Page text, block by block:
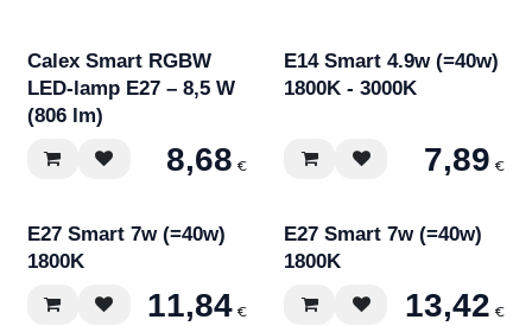
Calex Smart RGBW
LED-lamp E27 – 8,5 W
(806 lm)
8,68 €
E14 Smart 4.9w (=40w)
1800K - 3000K
7,89 €
E27 Smart 7w (=40w)
1800K
11,84 €
E27 Smart 7w (=40w)
1800K
13,42 €